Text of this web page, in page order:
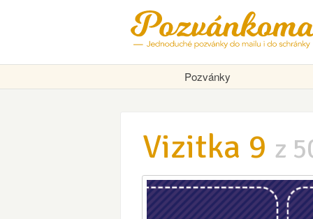
Pozvánky
Vizitka 9 z